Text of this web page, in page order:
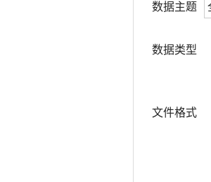
数据主题
数据类型
文件格式